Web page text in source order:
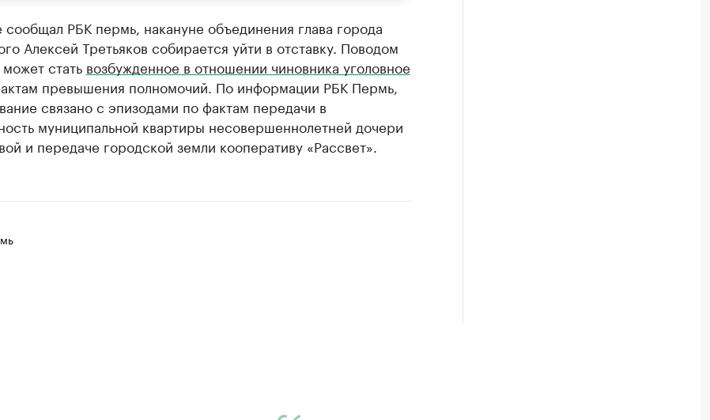
сообщал РБК пермь, накануне объединения глава города
Алексей Третьяков собирается уйти в отставку. Поводом
стать возбужденное в отношении чиновника уголовное
превышения полномочий. По информации РБК Пермь,
связано с эпизодами по фактам передачи в
муниципальной квартиры несовершеннолетней дочери
и передаче городской земли кооперативу «Рассвет».